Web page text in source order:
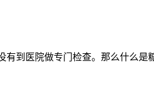
有到医院做专门检查。那么什么是